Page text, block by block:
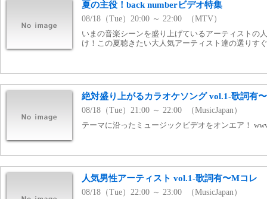
夏の主役！back numberビデオ特集
08/18（Tue）20:00 ～ 22:00 （MTV）
いまの音楽シーンを盛り上げているアーティストの
け！この夏聴きたい大人気アーティスト達の選りす
絶対盛り上がるカラオケソング vol.1-歌詞有
08/18（Tue）21:00 ～ 22:00 （MusicJapan）
テーマに沿ったミュージックビデオをオンエア！
人気男性アーティスト vol.1-歌詞有〜Mコレ
08/18（Tue）22:00 ～ 23:00 （MusicJapan）